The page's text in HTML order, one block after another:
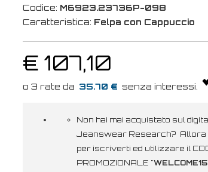
Codice: M6923.23736P-098
Caratteristica: Felpa con Cappuccio
€ 107,10
35.70 €
Non hai mai acquistato sul
Jeanswear Research? Allora
per iscriverti ed utilizzare il
PROMOZIONALE "WELCOME15